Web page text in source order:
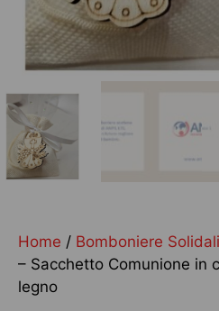
Home / Bomboniere Solidali
– Sacchetto Comunione in
legno